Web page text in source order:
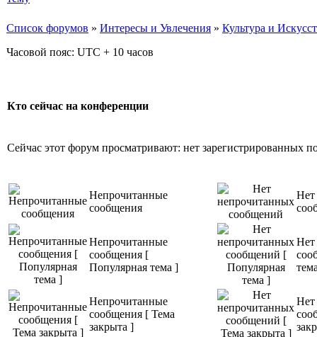
Список форумов » Интересы и Увлечения » Культура и
Часовой пояс: UTC + 10 часов
Кто сейчас на конференции
Сейчас этот форум просматривают: нет зарегистрированных
Непрочитанные
сообщения
Нет
Непрочитанные
сообщения [
Популярная тема ]
Нет
Непрочитанные
сообщения [ Тема
закрыта ]
Нет